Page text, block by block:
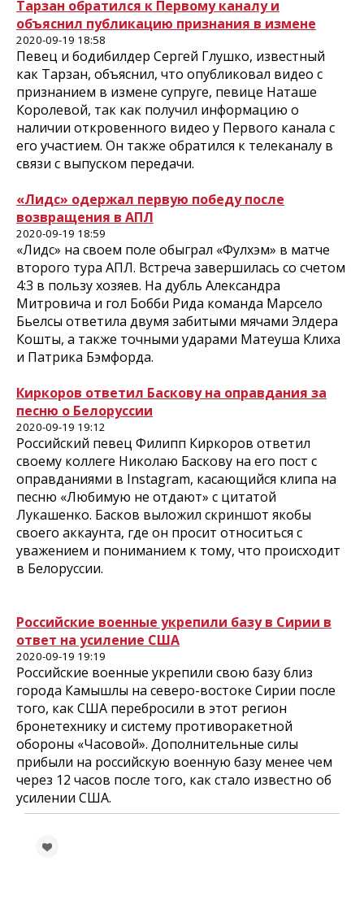
Тарзан обратился к Первому каналу и
объяснил публикацию признания в измене
2020-09-19 18:58
Певец и бодибилдер Сергей Глушко, известный
как Тарзан, объяснил, что опубликовал видео с
признанием в измене супруге, певице Наташе
Королевой, так как получил информацию о
наличии откровенного видео у Первого канала с
его участием. Он также обратился к телеканалу в
связи с выпуском передачи.
«Лидс» одержал первую победу после
возвращения в АПЛ
2020-09-19 18:59
«Лидс» на своем поле обыграл «Фулхэм» в матче
второго тура АПЛ. Встреча завершилась со счетом
4:3 в пользу хозяев. На дубль Александра
Митровича и гол Бобби Рида команда Марсело
Бьелсы ответила двумя забитыми мячами Элдера
Кошты, а также точными ударами Матеуша Клиха
и Патрика Бэмфорда.
Киркоров ответил Баскову на оправдания за
песню о Белоруссии
2020-09-19 19:12
Российский певец Филипп Киркоров ответил
своему коллеге Николаю Баскову на его пост с
оправданиями в Instagram, касающийся клипа на
песню «Любимую не отдают» с цитатой
Лукашенко. Басков выложил скриншот якобы
своего аккаунта, где он просит относиться с
уважением и пониманием к тому, что происходит
в Белоруссии.
Российские военные укрепили базу в Сирии в
ответ на усиление США
2020-09-19 19:19
Российские военные укрепили свою базу близ
города Камышлы на северо-востоке Сирии после
того, как США перебросили в этот регион
бронетехнику и систему противоракетной
обороны «Часовой». Дополнительные силы
прибыли на российскую военную базу менее чем
через 12 часов после того, как стало известно об
усилении США.